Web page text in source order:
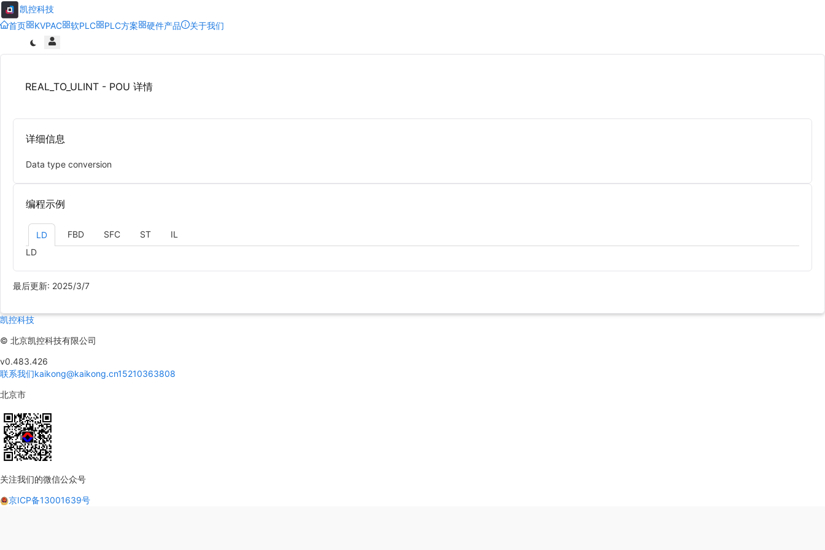
凯控科技
首页
KVPAC 软PLC PLC方案 硬件产品 关于我们
REAL_TO_ULINT - POU 详情
详细信息
Data type conversion
编程示例
LD FBD SFC ST
IL
LD
最后更新: 2025/3/7
凯控科技
© 北京凯控科技有限公司
v0.483.426
联系我们kaikong@kaikong.cn15210363808
北京市
关注我们的微信公众号
京ICP备13001639号